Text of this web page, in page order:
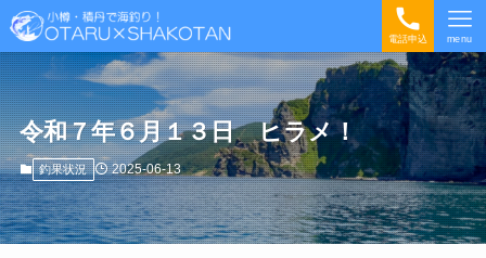
電話申込 menu
令和７年６月１３日 ヒラメ！
釣果状況 2025-06-13